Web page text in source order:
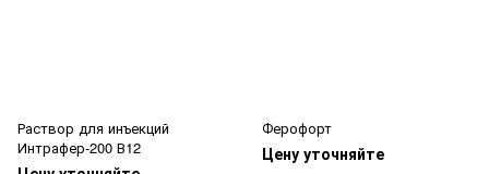
Раствор для инъекций
Интрафер-200 В12
Ферофорт
Цену уточняйте